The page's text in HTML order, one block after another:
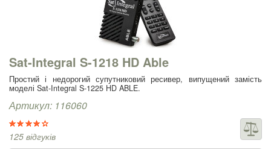
Sat-Integral S-1218 HD Able
Простий і недорогий супутниковий ресивер, випущений замість
моделі Sat-Integral S-1225 HD ABLE.
Артикул: 116060
125 відгуків